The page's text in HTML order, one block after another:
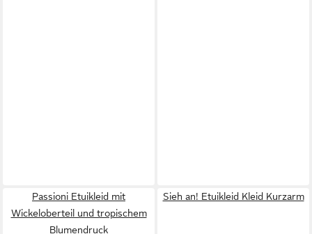
Passioni Etuikleid mit
Wickeloberteil und tropischem
Blumendruck
Sieh an! Etuikleid Kleid Kurzarm